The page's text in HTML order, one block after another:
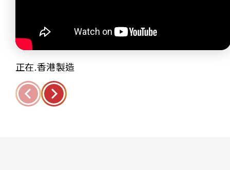
正在.香港製造